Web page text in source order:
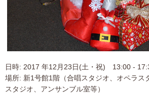
日時: 2017 年12月23日(土・祝) 13:00 -
場所: 新1号館1階（合唱スタジオ、オペラス
スタジオ、アンサンブル室等）